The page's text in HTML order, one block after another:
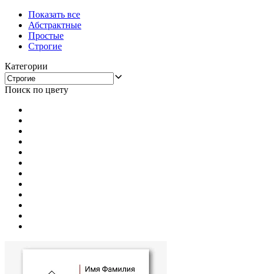
Показать все
Абстрактные
Простые
Строгие
Категории
Поиск по цвету